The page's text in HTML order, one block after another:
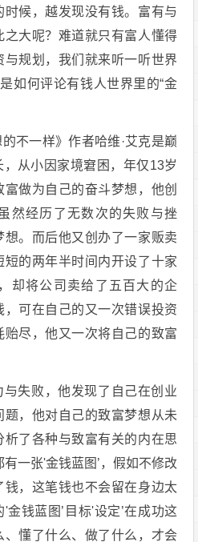
候，越发现没有钱。富有与
大呢？难道就只有富人懂得
规划，我们就来听一听世界
如何评论有钱人世界里的“金
一样》作者哈维·艾克是巅
从小因家境窘困，年仅13岁
做为自己的奋斗梦想，他创
然经历了无数次的失败与挫
。而后他又创办了一家贩卖
的两年半时间内开设了十家
却将公司卖给了五百大的企
可在自己的又一次错误投资
尽，他又一次将自己的致富
失败，他发现了自己在创业
，他对自己的致富梦想从未
了各种与致富有关的内在思
一张'金钱蓝图’，假如不修改
，这笔钱也不会留在身边太
钱蓝图’目标'设定’在成功这
懂了什么、做了什么，才会